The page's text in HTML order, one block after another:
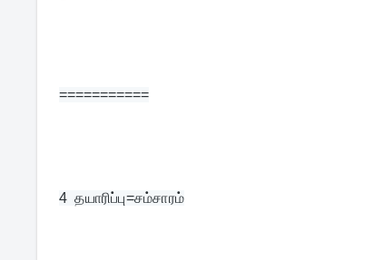
===========
4 தயாரிப்பு=சம்சாரம்